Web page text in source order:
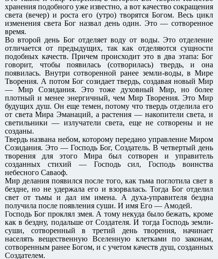
хранения подобного уже известно, а вот качество сокращения
света (вечер) и роста его (утро) творятся Богом. Весь цикл
изменения света Бог назвал день один. Это — сотворенное
время.
Во второй день Бог отделяет воду от воды. Это отделение
отличается от предыдущих, так как отделяются сущности
подобных качеств. Причем происходит это в два этапа: Бог
говорит, чтобы появилась (сотворилась) твердь, и она
появилась. Внутри сотворенной ранее земли-воды, в Мире
Творения. А потом Бог созидает твердь, создавая новый Мир
— Мир Созидания. Это тоже духовный Мир, но более
плотный и менее энергичный, чем Мир Творения. Это Мир
будущих душ. Он еще темен, потому что твердь отделила его
от света Мира Эманаций, а растения — накопители света, и
светильники — излучатели света, еще не сотворены и не
созданы.
Твердь названа небом, которому передано управление Миром
Созидания. Это — Господь Бог, Создатель. В четвертый день
творения для этого Мира был сотворен и управитель
созданных стихий — Господь сил, Господь воинства
небесного Саваоф.
Мир делания появился после того, как тьма поглотила свет в
бездне, но не удержала его и взорвалась. Тогда Бог отделил
свет от тьмы и дал им имена. А духа-управителя бездна
получила после появления суши. И имя Его — Амодей.
Господь Бог проклял змея. А тому некуда было бежать, кроме
как в бездну, подальше от Создателя. И тогда Господь земли-
суши, сотворенный в третий день творения, начинает
населять вещественную Вселенную клетками по законам,
сотворенным ранее Богом, и с учетом качеств душ, созданных
Создателем.